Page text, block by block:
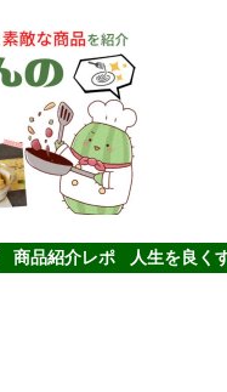
商品紹介レポ 人生を良く